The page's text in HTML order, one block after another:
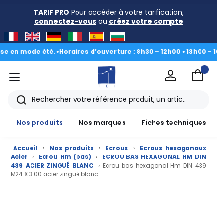
TARIF PRO Pour accéder à votre tarification,
connectez-vousou créez votre compte
mode été.•Horaires d’ouverture : 8h30 – 12h00 • 13h00 - 16h30|
menu
Rechercher
Nos produits
Nos marques Fiches techniques
Accueil › Nos produits › Ecrous ›
Ecrous hexagonaux
Acier
› Ecrou Hm (bas) ›
ECROU BAS HEXAGONAL HM DIN
439 ACIER ZINGUÉ BLANC
› Ecrou bas hexagonal Hm DIN 439
M24 X 3.00 acier zingué blanc